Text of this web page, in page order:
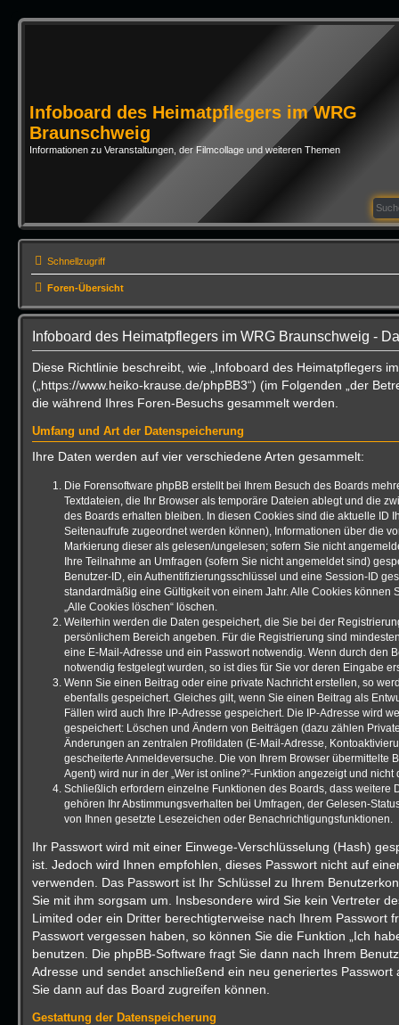
Infoboard des Heimatpflegers im WRG
Braunschweig
Informationen zu Veranstaltungen, der Filmcollage und weiteren Themen
Schnellzugriff
Foren-Übersicht
Infoboard des Heimatpflegers im WRG Braunschweig -
Diese Richtlinie beschreibt, wie „Infoboard des Heimatpflegers
(„https://www.heiko-krause.de/phpBB3“) (im Folgenden „der
die während Ihres Foren-Besuchs gesammelt werden.
Umfang und Art der Datenspeicherung
Ihre Daten werden auf vier verschiedene Arten gesammelt:
Die Forensoftware phpBB erstellt bei Ihrem Besuch des Boards
Textdateien, die Ihr Browser als temporäre Dateien ablegt und die
des Boards erhalten bleiben. In diesen Cookies sind die aktuelle ID
Seitenaufrufe zugeordnet werden können), Informationen über die
Markierung dieser als gelesen/ungelesen; sofern Sie nicht
Ihre Teilnahme an Umfragen (sofern Sie nicht angemeldet sind)
Benutzer-ID, ein Authentifizierungsschlüssel und eine Session-ID
standardmäßig eine Gültigkeit von einem Jahr. Alle Cookies können
„Alle Cookies löschen“ löschen.
Weiterhin werden die Daten gespeichert, die Sie bei der
persönlichem Bereich angeben. Für die Registrierung sind
eine E-Mail-Adresse und ein Passwort notwendig. Wenn durch den
notwendig festgelegt wurden, so ist dies für Sie vor deren Eingabe
Wenn Sie einen Beitrag oder eine private Nachricht erstellen, so
ebenfalls gespeichert. Gleiches gilt, wenn Sie einen Beitrag als
Fällen wird auch Ihre IP-Adresse gespeichert. Die IP-Adresse wird
gespeichert: Löschen und Ändern von Beiträgen (dazu zählen
Änderungen an zentralen Profildaten (E-Mail-Adresse,
gescheiterte Anmeldeversuche. Die von Ihrem Browser übermittelte
Agent) wird nur in der „Wer ist online?“-Funktion angezeigt und
Schließlich erfordern einzelne Funktionen des Boards, dass weitere
gehören Ihr Abstimmungsverhalten bei Umfragen, der Gelesen-
von Ihnen gesetzte Lesezeichen oder Benachrichtigungsfunktionen.
Ihr Passwort wird mit einer Einwege-Verschlüsselung (Hash)
ist. Jedoch wird Ihnen empfohlen, dieses Passwort nicht auf
verwenden. Das Passwort ist Ihr Schlüssel zu Ihrem
Sie mit ihm sorgsam um. Insbesondere wird Sie kein Vertreter
Limited oder ein Dritter berechtigterweise nach Ihrem Passwort
Passwort vergessen haben, so können Sie die Funktion „Ich
benutzen. Die phpBB-Software fragt Sie dann nach Ihrem
Adresse und sendet anschließend ein neu generiertes Passwort
Sie dann auf das Board zugreifen können.
Gestattung der Datenspeicherung